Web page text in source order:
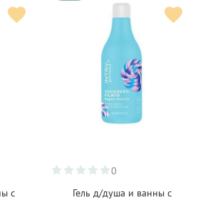
с
0
Гель д/душа и ванны с